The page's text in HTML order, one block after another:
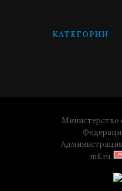
КАТЕГОРИИ
Министерство
mil.ru